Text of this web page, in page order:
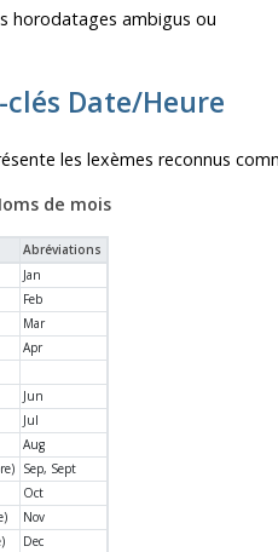
horodatages ambigus ou
clés Date/Heure
les lexèmes reconnus
de mois
Abréviations
Jan
Feb
Mar
Apr
Jun
Jul
Aug
Sep, Sept
Oct
Nov
Dec